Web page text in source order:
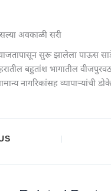
अवकाळी सरी
वाजतापासून सुरू झालेला पाऊस
बहुतांश भागातील
नागरिकांसह व्यापाऱ्यांची